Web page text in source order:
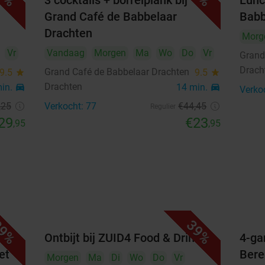
Vr
9.5 star
directions_car
,95
Grand Café de Babbelaar
Drachten
Vandaag Morgen Ma Wo Do
Vr
Grand Café de Babbelaar Drachten 9.5 star
Drachten 14 min. directions_car
Verkocht: 77 €44,45
€23,95
39%
Ontbijt bij ZUID4 Food & Drinks
Morgen Ma Di Wo Do Vr
4-
14 15 16 17 18 19 20
21 22
28 29 30
Geniet van een proeverijlunch die voelt als lunch
thee, cappuccino of warme chocomel
Proef van een soepje vooraf, gevolgd door
panini's en quiche
Sluit af met een dessertproeverij met crème